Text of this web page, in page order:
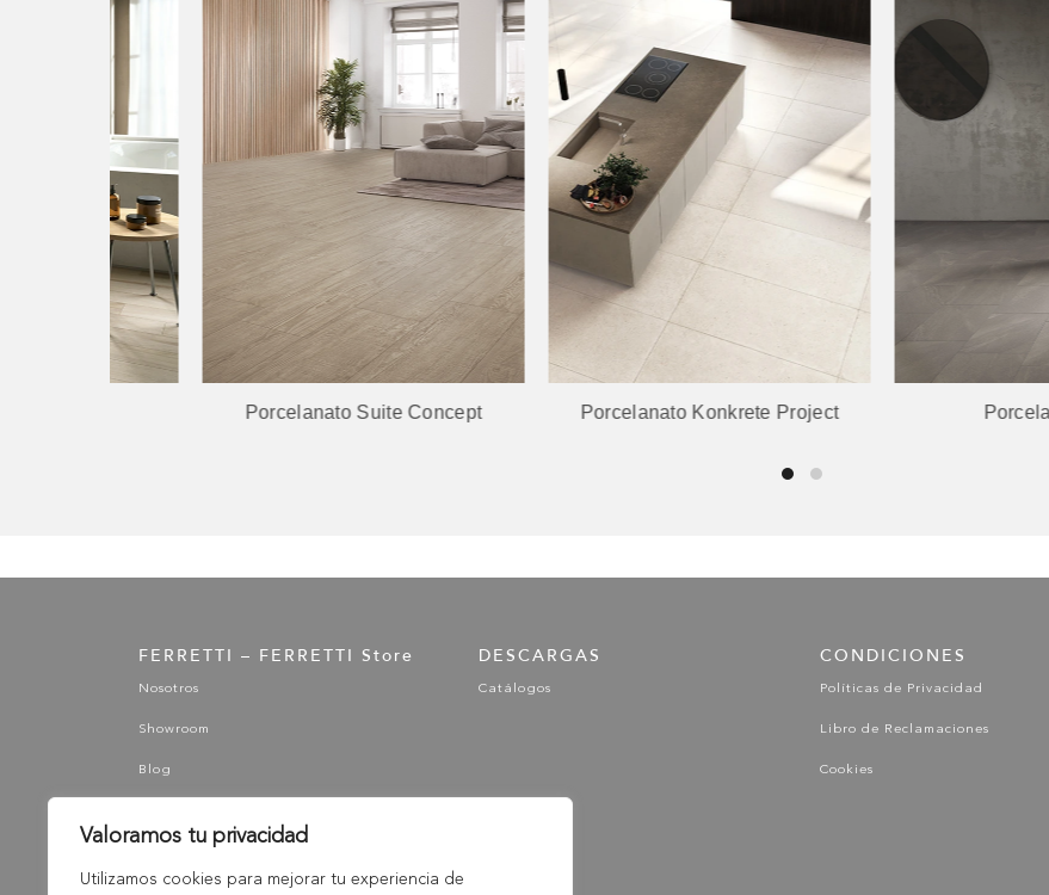
Valoramos tu privacidad
Utilizamos cookies para mejorar tu experiencia de
Porcelanato Suite Concept Porcelanato Konkrete Project Porcelanato Life
FERRETTI – FERRETTI Store
Nosotros
Showroom
Blog
DESCARGAS
Catálogos
CONDICIONES
Políticas de Privacidad
Libro de Reclamaciones
Cookies